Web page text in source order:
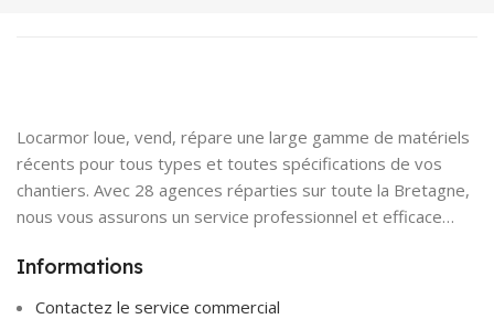
Locarmor loue, vend, répare une large gamme de matériels
récents pour tous types et toutes spécifications de vos
chantiers. Avec 28 agences réparties sur toute la Bretagne,
nous vous assurons un service professionnel et efficace…
Informations
Contactez le service commercial